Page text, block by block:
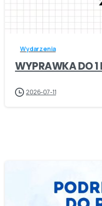
Wydarzenia
WYPRAWKA DO
2026-07-11